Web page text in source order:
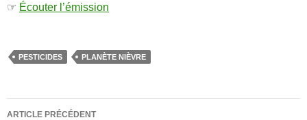
☞ Écouter l’émission
PESTICIDES PLANÈTE NIÈVRE
Navigation
ARTICLE PRÉCÉDENT